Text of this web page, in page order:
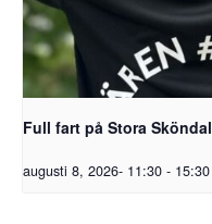
Full fart på Stora Sköndal
augusti 8, 2026- 11:30 - 15:30